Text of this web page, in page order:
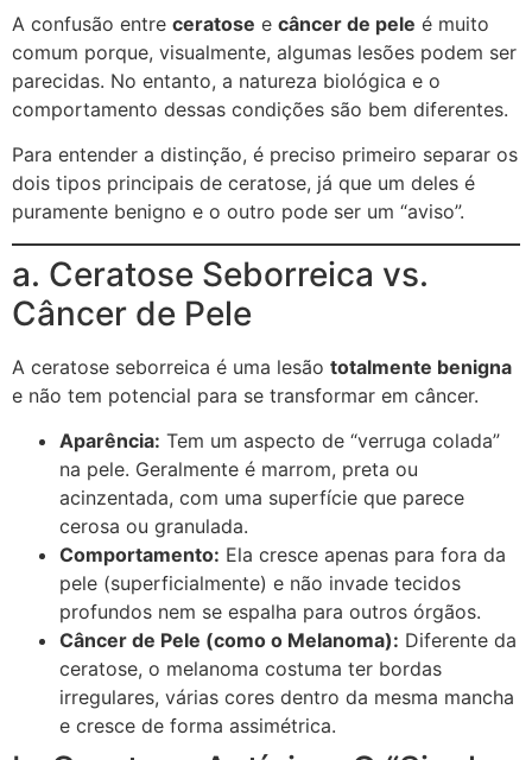
A confusão entre ceratose e câncer de pele é muito
comum porque, visualmente, algumas lesões podem ser
parecidas. No entanto, a natureza biológica e o
comportamento dessas condições são bem diferentes.
Para entender a distinção, é preciso primeiro separar os
dois tipos principais de ceratose, já que um deles é
puramente benigno e o outro pode ser um “aviso”.
a. Ceratose Seborreica vs.
Câncer de Pele
A ceratose seborreica é uma lesão totalmente benigna
e não tem potencial para se transformar em câncer.
Aparência: Tem um aspecto de “verruga colada”
na pele. Geralmente é marrom, preta ou
acinzentada, com uma superfície que parece
cerosa ou granulada.
Comportamento: Ela cresce apenas para fora da
pele (superficialmente) e não invade tecidos
profundos nem se espalha para outros órgãos.
Câncer de Pele (como o Melanoma): Diferente da
ceratose, o melanoma costuma ter bordas
irregulares, várias cores dentro da mesma mancha
e cresce de forma assimétrica.